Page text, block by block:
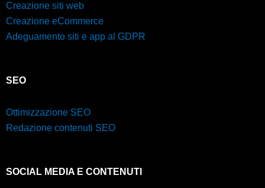
Creazione siti web
Creazione eCommerce
Adeguamento siti e app al GDPR
SEO
Ottimizzazione SEO
Redazione contenuti SEO
SOCIAL MEDIA E CONTENUTI